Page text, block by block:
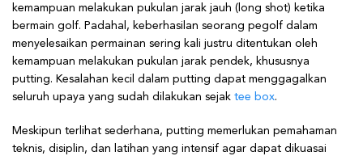
kemampuan melakukan pukulan jarak jauh (long shot) ketika
bermain golf. Padahal, keberhasilan seorang pegolf dalam
menyelesaikan permainan sering kali justru ditentukan oleh
kemampuan melakukan pukulan jarak pendek, khususnya
putting. Kesalahan kecil dalam putting dapat menggagalkan
seluruh upaya yang sudah dilakukan sejak tee box.
Meskipun terlihat sederhana, putting memerlukan pemahaman
teknis, disiplin, dan latihan yang intensif agar dapat dikuasai